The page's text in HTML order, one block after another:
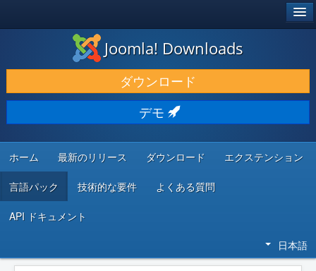
ダウンロードと機能拡張
発見と学び
コミュニティとサポート
開発者向けリソース
Joomla! Downloads
ダウンロード
デモ
ホーム 最新のリリース ダウンロード エクステンション
言語パック 技術的な要件 よくある質問
API ドキュメント
日本語